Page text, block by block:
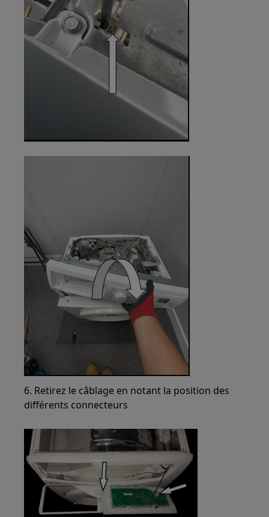
6. Retirez le câblage en notant la position des
différents connecteurs